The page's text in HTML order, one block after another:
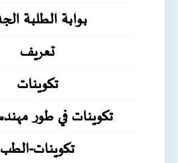
بوابة الطلبة
تعريف
تكوينات
تكوينات في طور
تكوينات-الطب